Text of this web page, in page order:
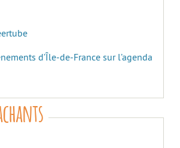
d’Île-de-France sur l’agenda